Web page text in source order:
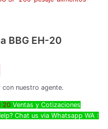
BBG EH-20
nuestro agente.
Ventas y Cotizaciones
Chat us via Whatsapp WA :